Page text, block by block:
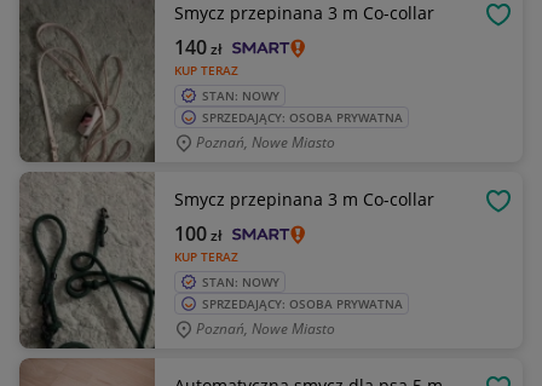
Smycz przepinana 3 m Co-collar
KUP TERAZ
140zł
STAN: NOWY
SPRZEDAJĄCY: OSOBA PRYWATNA
Poznań, Nowe Miasto
Smycz przepinana 3 m Co-collar
KUP TERAZ
100zł
STAN: NOWY
SPRZEDAJĄCY: OSOBA PRYWATNA
Poznań, Nowe Miasto